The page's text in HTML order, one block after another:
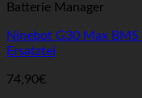
Batterie Manager
Ninebot G30 Max
Ersatztei
74,90€